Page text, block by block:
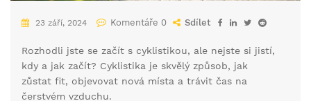
23 září, 2024 Komentáře 0 Sdílet
Rozhodli jste se začít s cyklistikou, ale nejste si jistí,
kdy a jak začít? Cyklistika je skvělý způsob, jak
zůstat fit, objevovat nová místa a trávit čas na
čerstvém vzduchu.